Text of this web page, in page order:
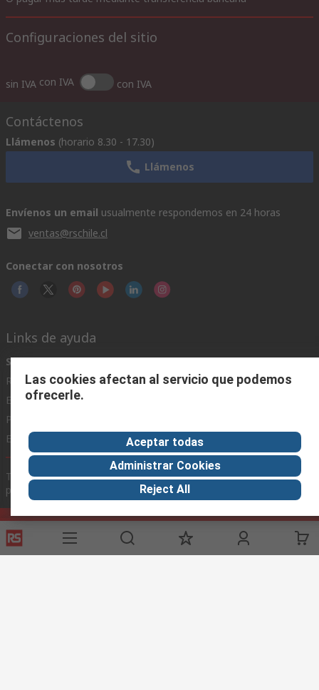
Configuraciones del sitio
sin IVA con IVA con IVA
Contáctenos
Llámenos (horario 8.30 - 17.30)
Llámenos
Envíenos un email usualmente respondemos en 24 horas
ventas@rschile.cl
Conectar con nosotros
Links de ayuda
Servicios
Registrarse
Entrega
Pago
Exportar
Acerca de RS
Acerca de RS
Industria
Zona Industria
Términos del sitio Condiciones de venta
Política de
privacidad
RS Group Ltda.
Teléfonos+56950121474 / +56999183167
Las cookies afectan al servicio que podemos
ofrecerle.
Aceptar todas
Administrar Cookies
Reject All